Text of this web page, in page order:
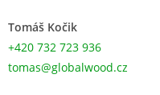
Tomáš Kočik
+420 732 723 936
tomas@globalwood.cz